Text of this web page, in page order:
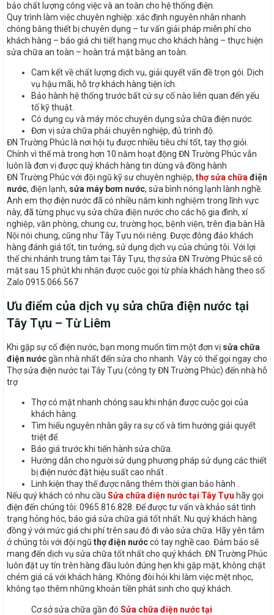
bảo chất lượng công việc và an toàn cho hệ thống điện.
Quy trình làm việc chuyên nghiệp: xác định nguyên nhân nhanh
chóng bằng thiết bị chuyên dụng – tư vấn giải pháp miễn phí cho
khách hàng – báo giá chi tiết hạng mục cho khách hàng – thực hiện
sửa chữa an toàn – hoàn trả mặt bằng an toàn.
Cam kết về chất lượng dịch vụ, giải quyết vấn đề trọn gói. Dịch
vụ hậu mãi, hỗ trợ khách hàng tiện ích.
Bảo hành hệ thống trước bất cứ sự cố nào liên quan đến yếu
tố kỹ thuật.
Có dụng cụ và máy móc chuyên dụng sửa chữa điện nước.
Đơn vị sửa chữa phải chuyên nghiệp, đủ trình độ.
ĐN Trường Phúc là nơi hội tụ được nhiều tiêu chí tốt, tay thợ giỏi.
Chính vì thế mà trong hơn 10 năm hoạt động ĐN Trường Phúc vẫn
luôn là đơn vị được quý khách hàng tin dùng và đồng hành
ĐN Trường Phúc với đội ngũ kỹ sư chuyên nghiệp, thợ sửa chữađiện
nước, điện lạnh, sửa máy bơm nước, sửa bình nóng lạnh lành nghề.
Anh em thợ điện nước đã có nhiều năm kinh nghiệm trong lĩnh vực
này, đã từng phục vụ sửa chữa điện nước cho các hộ gia đình, xí
nghiệp, văn phòng, chung cư, trường học, bệnh viện, trên địa bàn Hà
Nội nói chung, cũng như Tây Tựu nói riêng. Được đông đảo khách
hàng đánh giá tốt, tin tưởng, sử dụng dịch vụ của chúng tôi. Với lợi
thế chi nhánh trung tâm tại Tây Tựu, thợ sửa ĐN Trường Phúc sẽ có
mặt sau 15 phút khi nhận được cuộc gọi từ phía khách hàng theo số
Zalo 0915.066.567
Ưu điểm của dịch vụ sửa chữa điện nước tại
Tây Tựu – Từ Liêm
Khi gặp sự cố điện nước, bạn mong muốn tìm một đơn vị sửa chữa
điện nướcgần nhà nhất đến sửa cho nhanh. Vậy có thể gọi ngay cho
Thợ sửa điện nước tại Tây Tựu (công ty ĐN Trường Phúc) đến nhà hỗ
trợ
Thợ có mặt nhanh chóng sau khi nhận được cuộc gọi của
khách hàng.
Tìm hiểu nguyên nhân gây ra sự cố và tìm hướng giải quyết
triệt để.
Báo giá trước khi tiến hành sửa chữa.
Hướng dẫn cho người sử dụng phương pháp sử dụng các thiết
bị điện nước đặt hiệu suất cao nhất .
Linh kiện thay thế được nâng thêm thời gian bảo hành .
Nếu quý khách có nhu cầu Sửa chữa điện nước tại Tây Tựu hãy gọi
điện đến chúng tôi: 0965.816.828. Để được tư vấn và khảo sát tình
trạng hỏng hóc, báo giá sửa chữa giá tốt nhất. Nu quý khách hàng
đồng ý với mức giá chi phí trên sau đó đi vào sửa chữa. Hãy yên tâm
ở chúng tôi với đội ngũ thợ điện nướccó tay nghề cao. Đảm bảo sẽ
mang đến dịch vụ sửa chữa tốt nhất cho quý khách. ĐN Trường Phúc
luôn đặt uy tín trên hàng đầu luôn đúng hẹn khi gặp mặt, không chặt
chém giá cả với khách hàng. Không đòi hỏi khi làm việc mệt nhọc,
không tạo thêm những khoản tiền phát sinh cho quý khách.
Cơ sở sửa chữa gần đó Sửa chữa điện nước tại